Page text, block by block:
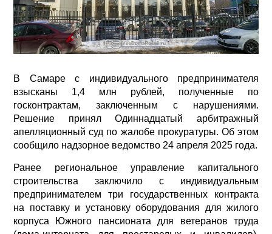
В Самаре с индивидуального предпринимателя
взысканы 1,4 млн рублей, полученные по
госконтрактам, заключенным с нарушениями.
Решение принял Одиннадцатый арбитражный
апелляционный суд по жалобе прокуратуры. Об этом
сообщило надзорное ведомство 24 апреля 2025 года.
Ранее региональное управление капитального
строительства заключило с индивидуальным
предпринимателем три государственных контракта
на поставку и установку оборудования для жилого
корпуса Южного пансионата для ветеранов труда